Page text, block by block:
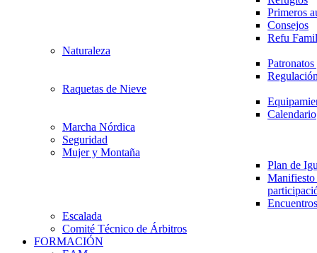
Primeros
Consejos
Refu
Naturaleza
Raquetas de Nieve
Calendario
Marcha Nórdica
Seguridad
Mujer y Montaña
Plan de
Escalada
Comité Técnico de Árbitros
FORMACIÓN